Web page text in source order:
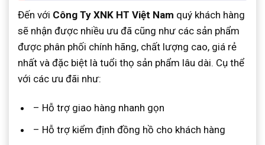
Đến với Công Ty XNK HT Việt Nam quý khách hàng
sẽ nhận được nhiều ưu đã cũng như các sản phẩm
được phân phối chính hãng, chất lượng cao, giá rẻ
nhất và đặc biệt là tuổi thọ sản phẩm lâu dài. Cụ thể
với các ưu đãi như:
– Hỗ trợ giao hàng nhanh gọn
– Hỗ trợ kiểm định đồng hồ cho khách hàng